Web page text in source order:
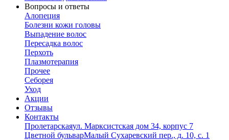
Вопросы и ответы
Алопеция
Болезни кожи головы
Выпадение волос
Пересадка волос
Перхоть
Плазмотерапия
Прочее
Себорея
Уход
Акции
Отзывы
Контакты
Пролетарскаяул. Марксистская дом 34, корпус 7
Цветной бульварМалый Сухаревский пер., д. 10, с. 1